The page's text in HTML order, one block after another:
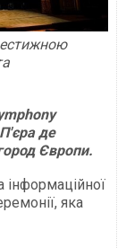
де
Європи.
інформаційної
яка